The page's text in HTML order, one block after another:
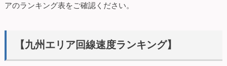
アのランキング表をご確認ください。
【九州エリア回線速度ランキング】